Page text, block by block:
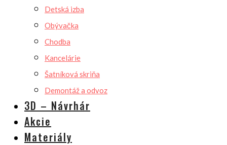
Detská izba
Obývačka
Chodba
Kancelárie
Šatníková skriňa
Demontáž a odvoz
3D – Návrhár
Akcie
Materiály